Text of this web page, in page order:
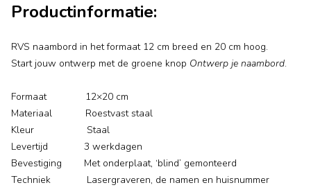
Productinformatie:
RVS naambord in het formaat 12 cm breed en 20 cm hoog.
Start jouw ontwerp met de groene knop Ontwerp je naambord.
Formaat 12×20 cm
Materiaal Roestvast staal
Kleur Staal
Levertijd 3 werkdagen
Bevestiging Met onderplaat, ‘blind’ gemonteerd
Techniek Lasergraveren, de namen en huisnummer